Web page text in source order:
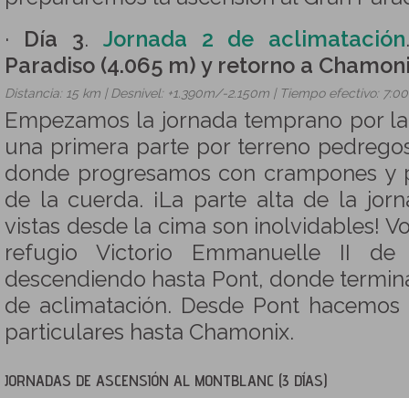
· Día 3. Jornada 2 de aclimatación
Paradiso (4.065 m) y retorno a
Distancia: 15 km | Desnivel: +1.390m/-2.150m | Tiempo efectivo:
Empezamos la jornada temprano por
una primera parte por terreno
donde progresamos con crampones y
de la cuerda. ¡La parte alta de la
vistas desde la cima son inolvidables!
refugio Victorio Emmanuelle II de
descendiendo hasta Pont, donde
de aclimatación. Desde Pont
particulares hasta Chamonix.
JORNADAS DE ASCENSIÓN AL MONTBLANC (3 DÍAS)